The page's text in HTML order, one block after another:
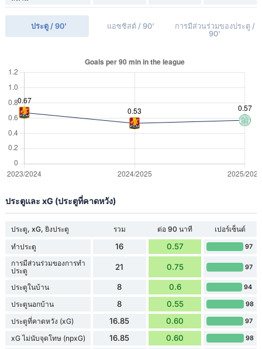
ประตู / 90' แอซซิสต์ / 90'
การมีส่วนร่วมของประตู /
90'
ประตูและ xG (ประตูที่คาดหวัง)
ประตู, xG, ยิงประตู รวม ต่อ 90 นาที
เปอร์เซ็นต์
ทำประตู
16 0.57 97
การมีส่วนร่วมของการทำ
ประตู
21 0.75 97
ประตูในบ้าน 8 0.6 94
ประตูนอกบ้าน 8 0.55 98
ประตูที่คาดหวัง (xG) 16.85 0.60 97
xG ไม่นับจุดโทษ (npxG) 16.85 0.60 98